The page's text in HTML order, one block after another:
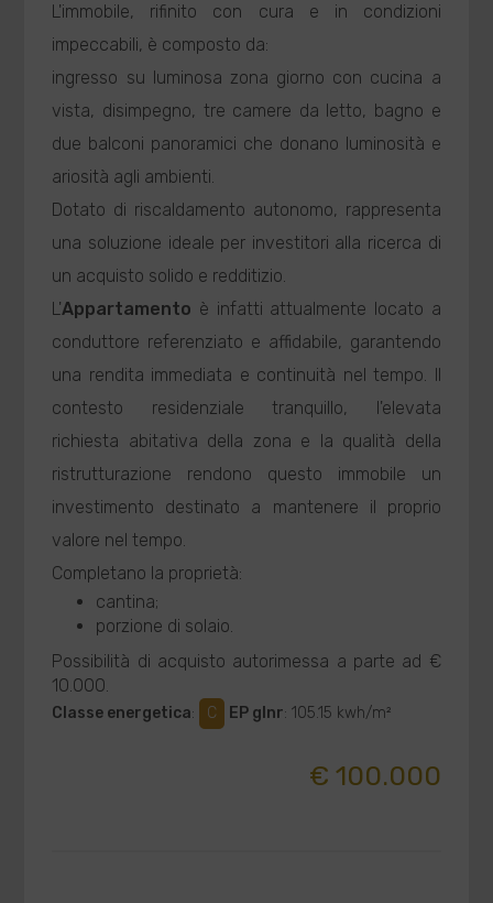
L'immobile, rifinito con cura e in condizioni
impeccabili, è composto da:
ingresso su luminosa zona giorno con cucina a
vista, disimpegno, tre camere da letto, bagno e
due balconi panoramici che donano luminosità e
ariosità agli ambienti.
Dotato di riscaldamento autonomo, rappresenta
una soluzione ideale per investitori alla ricerca di
un acquisto solido e redditizio.
L'Appartamento è infatti attualmente locato a
conduttore referenziato e affidabile, garantendo
una rendita immediata e continuità nel tempo. Il
contesto residenziale tranquillo, l'elevata
richiesta abitativa della zona e la qualità della
ristrutturazione rendono questo immobile un
investimento destinato a mantenere il proprio
valore nel tempo.
Completano la proprietà:
cantina;
porzione di solaio.
Possibilità di acquisto autorimessa a parte ad €
10.000.
Classe energetica: C EP glnr: 105.15 kwh/m²
€ 100.000